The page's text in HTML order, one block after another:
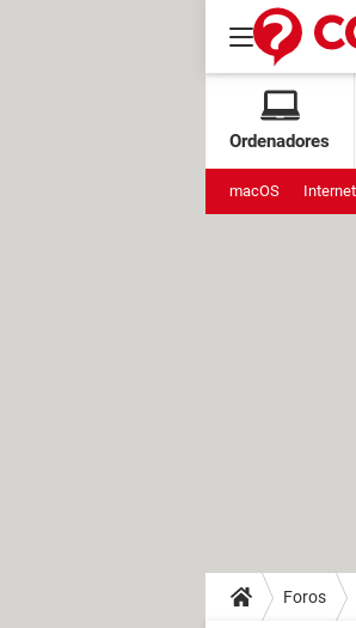
Ordenadores
macOS Internet
Foros